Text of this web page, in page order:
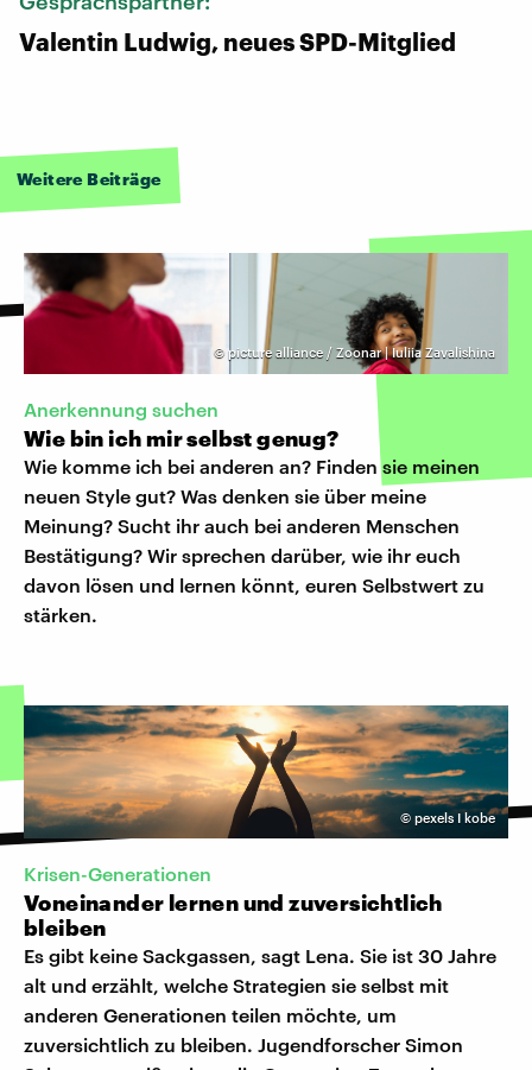
Valentin Ludwig, neues SPD-Mitglied
Weitere Beiträge
© picture alliance / Zoonar | Iuliia Zavalishina
Anerkennung suchen
Wie bin ich mir selbst genug?
Wie komme ich bei anderen an? Finden sie meinen
neuen Style gut? Was denken sie über meine
Meinung? Sucht ihr auch bei anderen Menschen
Bestätigung? Wir sprechen darüber, wie ihr euch
davon lösen und lernen könnt, euren Selbstwert zu
stärken.
© pexels I kobe
Krisen-Generationen
Voneinander lernen und zuversichtlich
bleiben
Es gibt keine Sackgassen, sagt Lena. Sie ist 30 Jahre
alt und erzählt, welche Strategien sie selbst mit
anderen Generationen teilen möchte, um
zuversichtlich zu bleiben. Jugendforscher Simon